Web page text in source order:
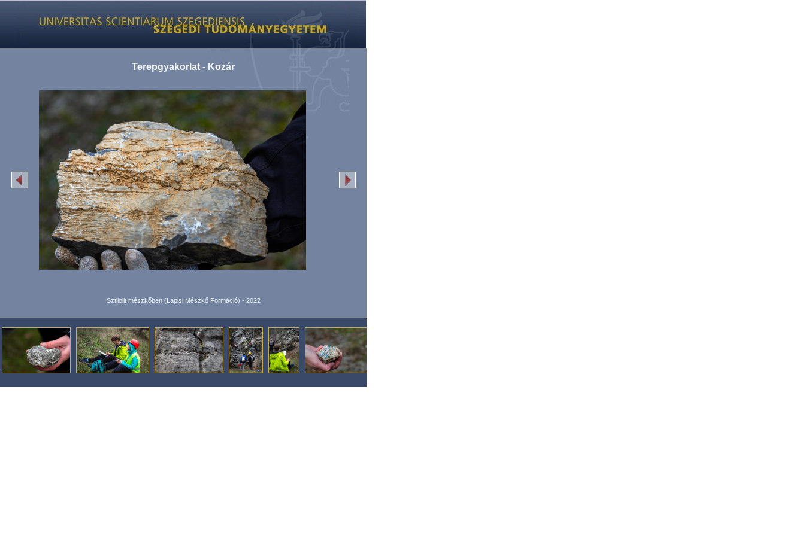
Terepgyakorlat - Kozár
Sztilolit mészkőben (Lapisi Mészkő Formáció) - 2022